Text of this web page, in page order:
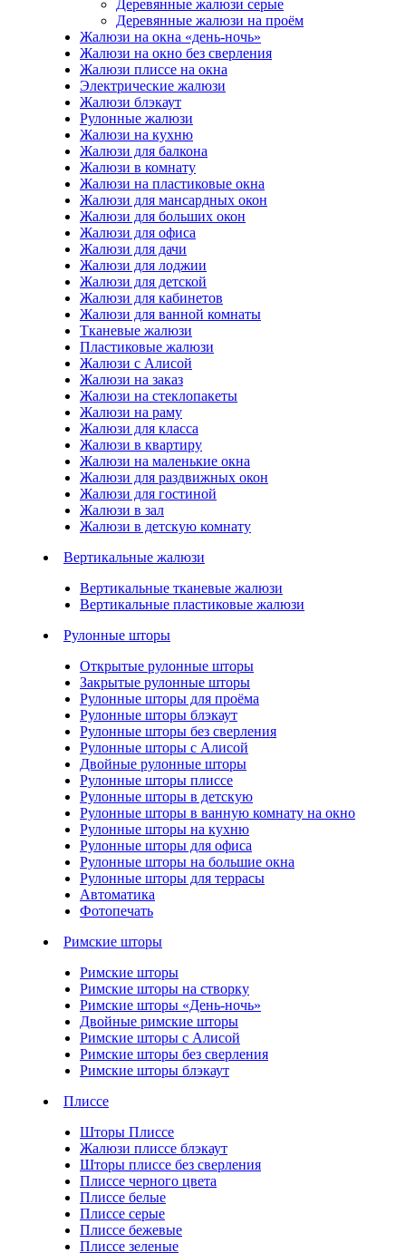
Деревянные жалюзи серые
Деревянные жалюзи на проём
Жалюзи на окна «день-ночь»
Жалюзи на окно без сверления
Жалюзи плиссе на окна
Электрические жалюзи
Жалюзи блэкаут
Рулонные жалюзи
Жалюзи на кухню
Жалюзи для балкона
Жалюзи в комнату
Жалюзи на пластиковые окна
Жалюзи для мансардных окон
Жалюзи для больших окон
Жалюзи для офиса
Жалюзи для дачи
Жалюзи для лоджии
Жалюзи для детской
Жалюзи для кабинетов
Жалюзи для ванной комнаты
Тканевые жалюзи
Пластиковые жалюзи
Жалюзи с Алисой
Жалюзи на заказ
Жалюзи на стеклопакеты
Жалюзи на раму
Жалюзи для класса
Жалюзи в квартиру
Жалюзи на маленькие окна
Жалюзи для раздвижных окон
Жалюзи для гостиной
Жалюзи в зал
Жалюзи в детскую комнату
Вертикальные жалюзи
Вертикальные тканевые жалюзи
Вертикальные пластиковые жалюзи
Рулонные шторы
Открытые рулонные шторы
Закрытые рулонные шторы
Рулонные шторы для проёма
Рулонные шторы блэкаут
Рулонные шторы без сверления
Рулонные шторы с Алисой
Двойные рулонные шторы
Рулонные шторы плиссе
Рулонные шторы в детскую
Рулонные шторы в ванную комнату на окно
Рулонные шторы на кухню
Рулонные шторы для офиса
Рулонные шторы на большие окна
Рулонные шторы для террасы
Автоматика
Фотопечать
Римские шторы
Римские шторы
Римские шторы на створку
Римские шторы «День-ночь»
Двойные римские шторы
Римские шторы с Алисой
Римские шторы без сверления
Римские шторы блэкаут
Плиссе
Шторы Плиссе
Жалюзи плиссе блэкаут
Шторы плиссе без сверления
Плиссе черного цвета
Плиссе белые
Плиссе серые
Плиссе бежевые
Плиссе зеленые